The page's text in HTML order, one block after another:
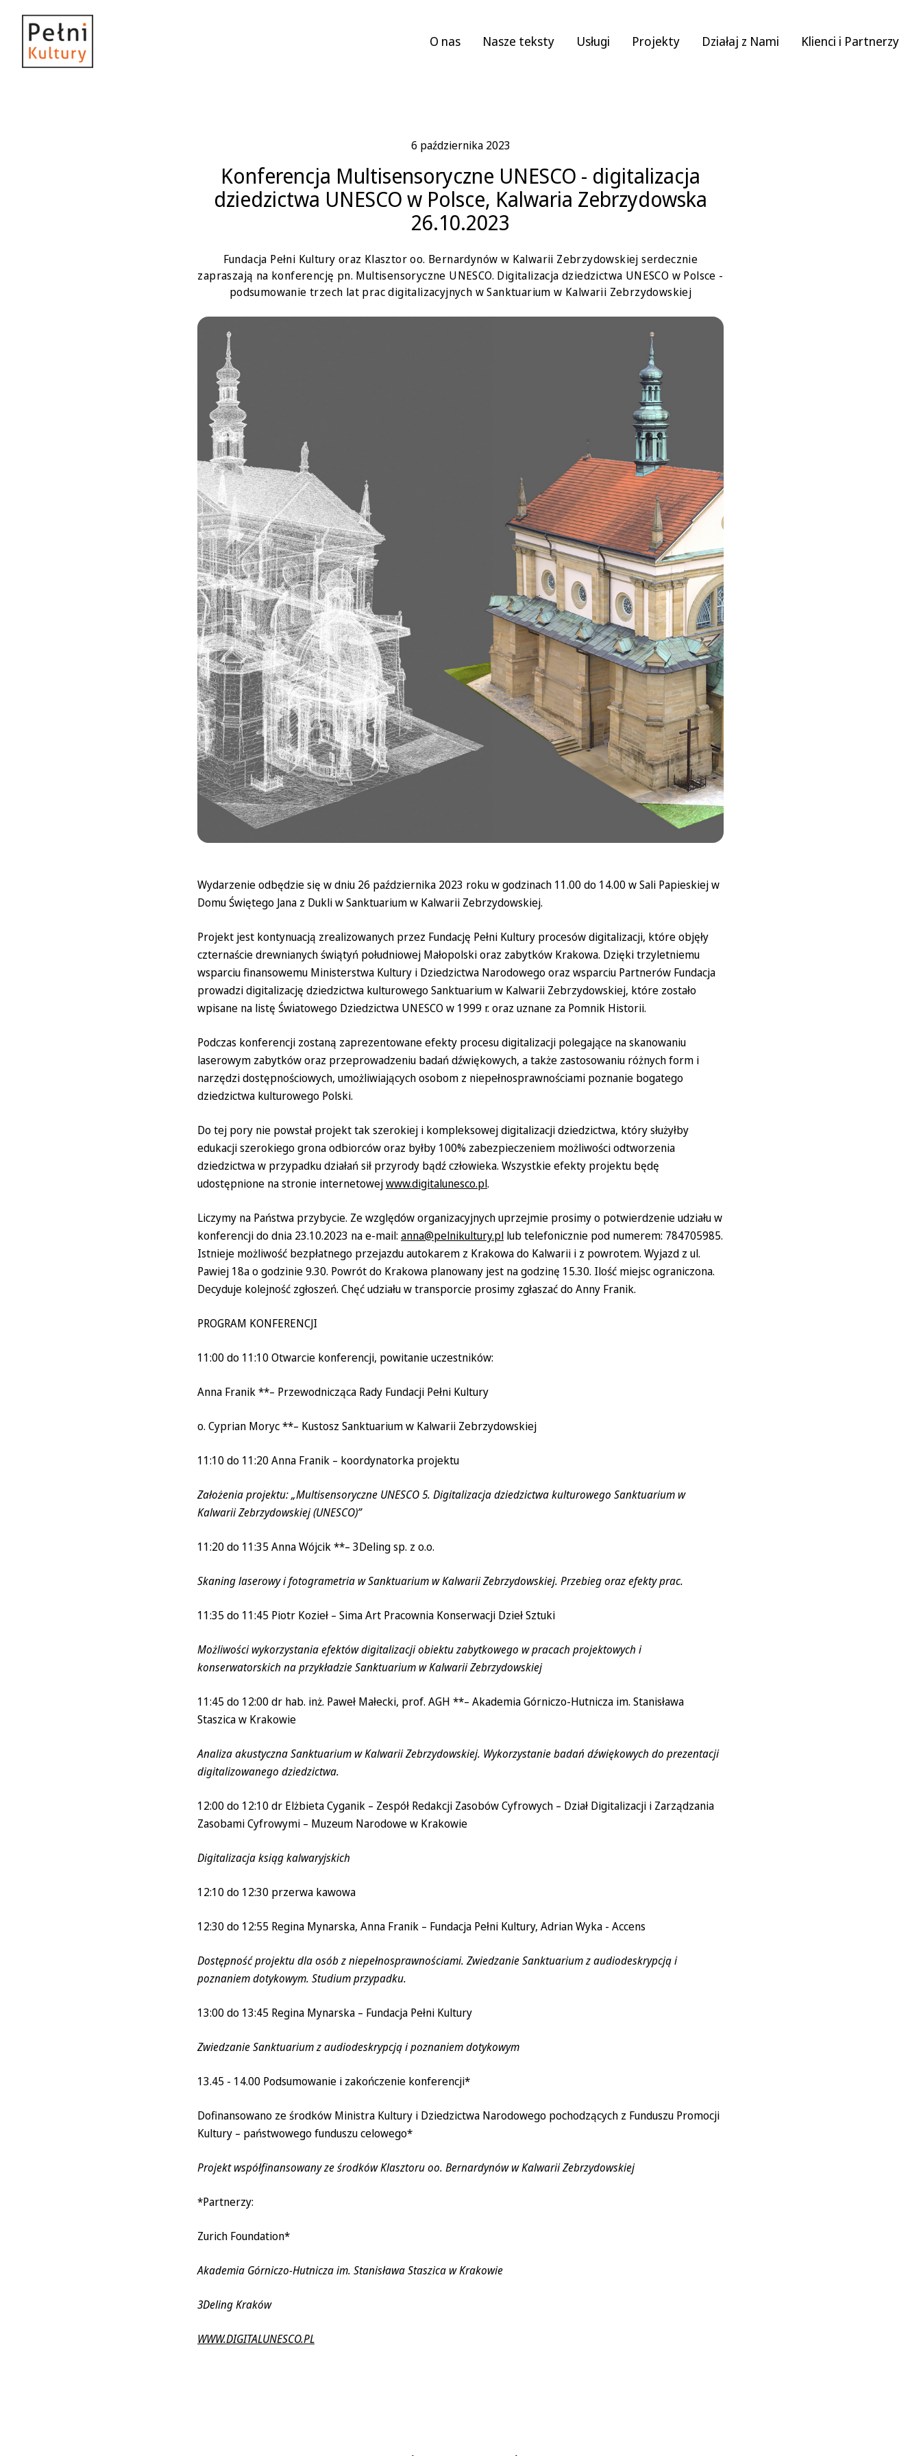
O nas Nasze teksty Usługi Projekty Działaj z Nami Klienci i Partnerzy
6 października 2023
Konferencja Multisensoryczne UNESCO - digitalizacja
dziedzictwa UNESCO w Polsce, Kalwaria Zebrzydowska
26.10.2023
Fundacja Pełni Kultury oraz Klasztor oo. Bernardynów w Kalwarii Zebrzydowskiej serdecznie
zapraszają na konferencję pn. Multisensoryczne UNESCO. Digitalizacja dziedzictwa UNESCO w Polsce -
podsumowanie trzech lat prac digitalizacyjnych w Sanktuarium w Kalwarii Zebrzydowskiej
Wydarzenie odbędzie się w dniu 26 października 2023 roku w godzinach 11.00 do 14.00 w Sali Papieskiej w
Domu Świętego Jana z Dukli w Sanktuarium w Kalwarii Zebrzydowskiej.
Projekt jest kontynuacją zrealizowanych przez Fundację Pełni Kultury procesów digitalizacji, które objęły
czternaście drewnianych świątyń południowej Małopolski oraz zabytków Krakowa. Dzięki trzyletniemu
wsparciu finansowemu Ministerstwa Kultury i Dziedzictwa Narodowego oraz wsparciu Partnerów Fundacja
prowadzi digitalizację dziedzictwa kulturowego Sanktuarium w Kalwarii Zebrzydowskiej, które zostało
wpisane na listę Światowego Dziedzictwa UNESCO w 1999 r. oraz uznane za Pomnik Historii.
Podczas konferencji zostaną zaprezentowane efekty procesu digitalizacji polegające na skanowaniu
laserowym zabytków oraz przeprowadzeniu badań dźwiękowych, a także zastosowaniu różnych form i
narzędzi dostępnościowych, umożliwiających osobom z niepełnosprawnościami poznanie bogatego
dziedzictwa kulturowego Polski.
Do tej pory nie powstał projekt tak szerokiej i kompleksowej digitalizacji dziedzictwa, który służyłby
edukacji szerokiego grona odbiorców oraz byłby 100% zabezpieczeniem możliwości odtworzenia
dziedzictwa w przypadku działań sił przyrody bądź człowieka. Wszystkie efekty projektu będę
udostępnione na stronie internetowejwww.digitalunesco.pl.
Liczymy na Państwa przybycie. Ze względów organizacyjnych uprzejmie prosimy o potwierdzenie udziału w
konferencji do dnia 23.10.2023 na e-mail: anna@pelnikultury.pl lub telefonicznie pod numerem: 784705985.
Istnieje możliwość bezpłatnego przejazdu autokarem z Krakowa do Kalwarii i z powrotem. Wyjazd z ul.
Pawiej 18a o godzinie 9.30. Powrót do Krakowa planowany jest na godzinę 15.30. Ilość miejsc ograniczona.
Decyduje kolejność zgłoszeń. Chęć udziału w transporcie prosimy zgłaszać do Anny Franik.
PROGRAM KONFERENCJI
11:00 do 11:10 Otwarcie konferencji, powitanie uczestników:
Anna Franik **– Przewodnicząca Rady Fundacji Pełni Kultury
o. Cyprian Moryc **– Kustosz Sanktuarium w Kalwarii Zebrzydowskiej
11:10 do 11:20 Anna Franik – koordynatorka projektu
Założenia projektu: „Multisensoryczne UNESCO 5. Digitalizacja dziedzictwa kulturowego Sanktuarium w
Kalwarii Zebrzydowskiej (UNESCO)”
11:20 do 11:35 Anna Wójcik **– 3Deling sp. z o.o.
Skaning laserowy i fotogrametria w Sanktuarium w Kalwarii Zebrzydowskiej. Przebieg oraz efekty prac.
11:35 do 11:45 Piotr Kozieł – Sima Art Pracownia Konserwacji Dzieł Sztuki
Możliwości wykorzystania efektów digitalizacji obiektu zabytkowego w pracach projektowych i
konserwatorskich na przykładzie Sanktuarium w Kalwarii Zebrzydowskiej
11:45 do 12:00 dr hab. inż. Paweł Małecki, prof. AGH **– Akademia Górniczo-Hutnicza im. Stanisława
Staszica w Krakowie
Analiza akustyczna Sanktuarium w Kalwarii Zebrzydowskiej. Wykorzystanie badań dźwiękowych do prezentacji
digitalizowanego dziedzictwa.
12:00 do 12:10 dr Elżbieta Cyganik – Zespół Redakcji Zasobów Cyfrowych – Dział Digitalizacji i Zarządzania
Zasobami Cyfrowymi – Muzeum Narodowe w Krakowie
Digitalizacja ksiąg kalwaryjskich
12:10 do 12:30 przerwa kawowa
12:30 do 12:55 Regina Mynarska, Anna Franik – Fundacja Pełni Kultury, Adrian Wyka - Accens
Dostępność projektu dla osób z niepełnosprawnościami. Zwiedzanie Sanktuarium z audiodeskrypcją i
poznaniem dotykowym. Studium przypadku.
13:00 do 13:45 Regina Mynarska – Fundacja Pełni Kultury
Zwiedzanie Sanktuarium z audiodeskrypcją i poznaniem dotykowym
13.45 - 14.00 Podsumowanie i zakończenie konferencji*
Dofinansowano ze środków Ministra Kultury i Dziedzictwa Narodowego pochodzących z Funduszu Promocji
Kultury – państwowego funduszu celowego*
Projekt współfinansowany ze środków Klasztoru oo. Bernardynów w Kalwarii Zebrzydowskiej
*Partnerzy:
Zurich Foundation*
Akademia Górniczo-Hutnicza im. Stanisława Staszica w Krakowie
3Deling Kraków
WWW.DIGITALUNESCO.PL